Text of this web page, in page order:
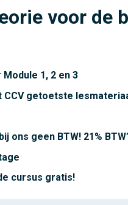
voor de
1, 2 en 3
CCV getoetste
ons geen BTW! 21%
cursus gratis!